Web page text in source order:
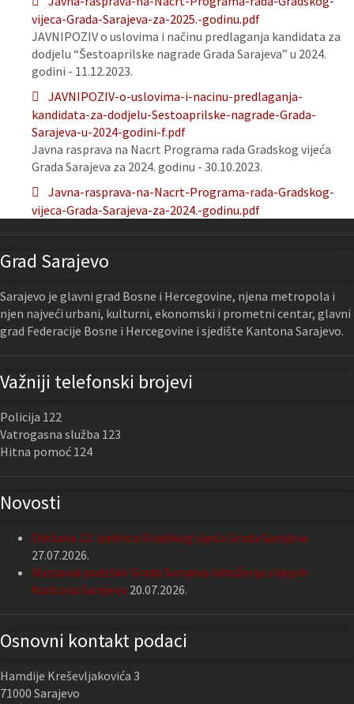
vijeca-Grada-Sarajeva-za-2025.-godinu.pdf
JAVNIPOZIV o uslovima i načinu predlaganja kandidata za
dodjelu “Šestoaprilske nagrade Grada Sarajeva” u 2024.
godini - 11.12.2023.
JAVNIPOZIV-o-uslovima-i-nacinu-predlaganja-
kandidata-za-dodjelu-Sestoaprilske-nagrade-Grada-
Sarajeva-u-2024-godini-f.pdf
Javna rasprava na Nacrt Programa rada Gradskog vijeća
Grada Sarajeva za 2024. godinu - 30.10.2023.
Javna-rasprava-na-Nacrt-Programa-rada-Gradskog-
vijeca-Grada-Sarajeva-za-2024.-godinu.pdf
Grad Sarajevo
Sarajevo je glavni grad Bosne i Hercegovine, njena metropola i
njen najveći urbani, kulturni, ekonomski i prometni centar, glavni
grad Federacije Bosne i Hercegovine i sjedište Kantona Sarajevo.
Važniji telefonski brojevi
Policija 122
Vatrogasna služba 123
Hitna pomoć 124
Novosti
Održana 13. sjednica Gradskog vijeća Grada Sarajeva
27.07.2026.
Nastavak podrške Grada Sarajeva Udruženju slijepih
Kantona Sarajevo 20.07.2026.
Osnovni kontakt podaci
Hamdije Kreševljakovića 3
71000 Sarajevo